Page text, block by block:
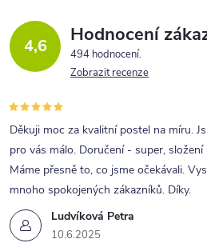
4,6 Hodnocení
494 hodnocení
Zobrazit recenze
Ludvíková Petra
10.6.2025
Děkuji moc za kvalitní postel na míru.
pro vás málo. Doručení - super,
Máme přesně to, co jsme očekávali.
mnoho spokojených zákazníků. Díky.